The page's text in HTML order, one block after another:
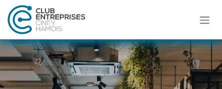
Se rendre au contenu